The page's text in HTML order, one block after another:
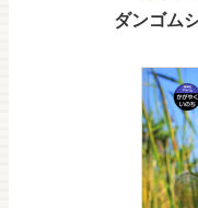
ダンゴム